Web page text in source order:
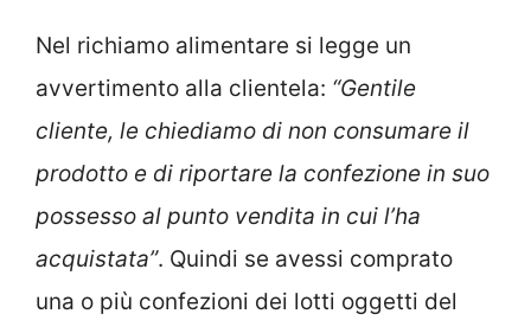
Nel richiamo alimentare si legge un
avvertimento alla clientela: “Gentile
cliente, le chiediamo di non consumare il
prodotto e di riportare la confezione in suo
possesso al punto vendita in cui l’ha
acquistata”. Quindi se avessi comprato
una o più confezioni dei lotti oggetti del